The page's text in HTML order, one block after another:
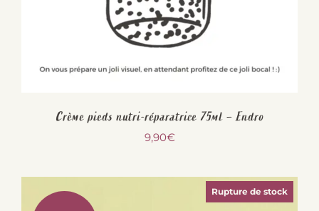
Crème pieds nutri-réparatrice 75ml – Endro
9,90€
Rupture de stock